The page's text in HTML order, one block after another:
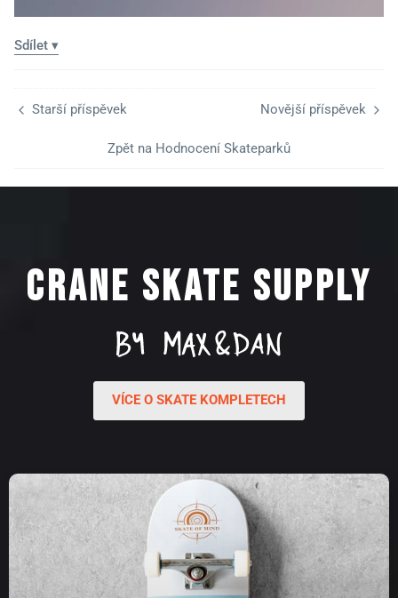
Sdílet ▾
Starší příspěvek
Zpět na Hodnocení Skateparků
Novější příspěvek
CRANE SKATE SUPPLY
VÍCE O SKATE KOMPLETECH